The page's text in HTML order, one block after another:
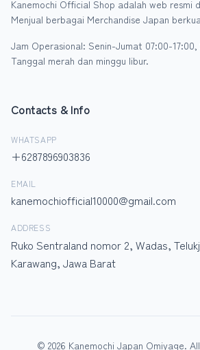
Kanemochi Official Shop adalah web resmi
Menjual berbagai Merchandise Japan
Jam Operasional: Senin-Jumat 07:00-
Tanggal merah dan minggu libur.
Contacts & Info
WHATSAPP
+6287896903836
EMAIL
kanemochiofficial10000@gmail.com
ADDRESS
Ruko Sentraland nomor 2, Wadas,
Karawang, Jawa Barat
© 2026 Kanemochi Japan Omiyage.